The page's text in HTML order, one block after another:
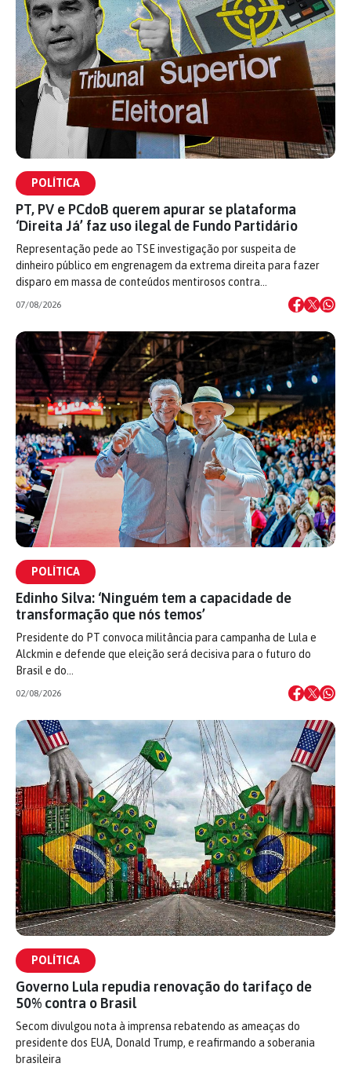
POLÍTICA
PT, PV e PCdoB querem apurar se plataforma
‘Direita Já’ faz uso ilegal de Fundo Partidário
Representação pede ao TSE investigação por suspeita de
dinheiro público em engrenagem da extrema direita para fazer
disparo em massa de conteúdos mentirosos contra…
07/08/2026
POLÍTICA
Edinho Silva: ‘Ninguém tem a capacidade de
transformação que nós temos’
Presidente do PT convoca militância para campanha de Lula e
Alckmin e defende que eleição será decisiva para o futuro do
Brasil e do…
02/08/2026
POLÍTICA
Governo Lula repudia renovação do tarifaço de
50% contra o Brasil
Secom divulgou nota à imprensa rebatendo as ameaças do
presidente dos EUA, Donald Trump, e reafirmando a soberania
brasileira